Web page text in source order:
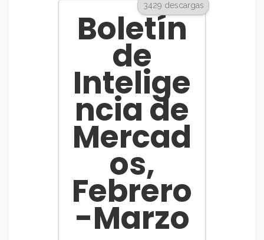
3429 descargas
Boletín
de
Intelige
ncia de
Mercad
os,
Febrero
-Marzo